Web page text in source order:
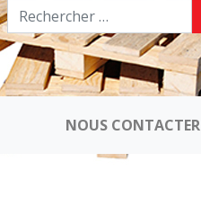
NOUS CONTACTER